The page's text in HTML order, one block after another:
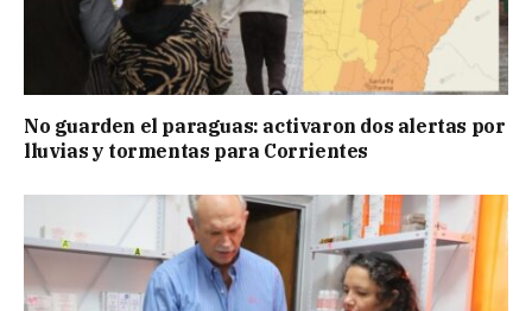
No guarden el paraguas: activaron dos alertas por
lluvias y tormentas para Corrientes